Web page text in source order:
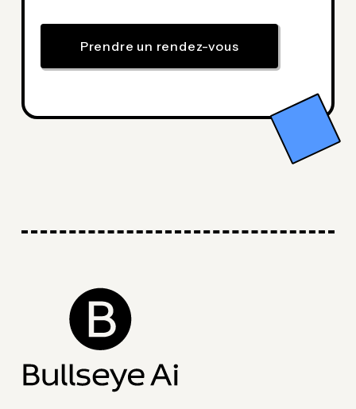
Prendre un rendez-vous